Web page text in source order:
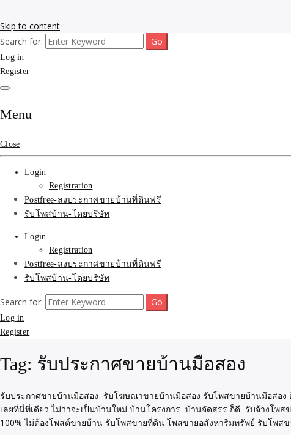
Skip to content
รับจ้างโพสขายบ้าน ติดAI
SEOขายของ บ้านที่ดินฟรีประ
รับโพสต์เว็บขายบ้าน อสังหา ทำSEOรายเดือนราคาถูก เน้นติดAI โพสต์ประ
Search for:
Log in
Register
Menu
Close
Login
Registration
Postfree-ลงประกาศขายบ้านที่ดินฟรี
รับโพสบ้าน-โดยบริษัท
Login
Registration
Postfree-ลงประกาศขายบ้านที่ดินฟรี
รับโพสบ้าน-โดยบริษัท
Search for:
Log in
Register
Tag: รับประกาศขายบ้านมือสอง
รับประกาศขายบ้านมือสอง รับโฆษณาขายบ้านมือสอง รับโพสขายบ้านมือสอง
เลยที่นี่ที่เดียว ไม่ว่าจะเป็นบ้านใหม่ บ้านโครงการ บ้านจัดสรร ก็ดี รับจ้างโพ
100% ไม่ต้องโพสต์ขายบ้าน รับโพสขายที่ดิน โพสขายอสังหาริมทรัพย์ รับโพส